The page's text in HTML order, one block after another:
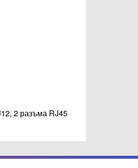
2 разъма RJ45